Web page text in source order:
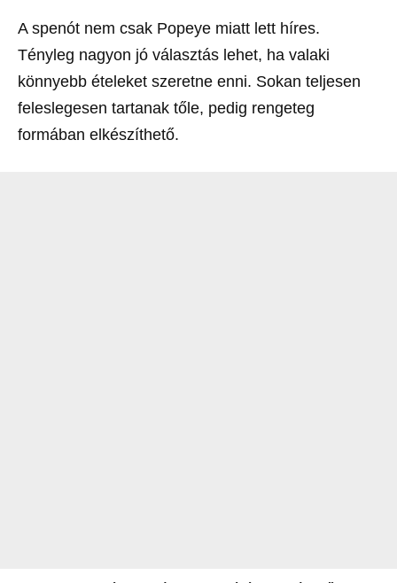
A spenót nem csak Popeye miatt lett híres.
Tényleg nagyon jó választás lehet, ha valaki
könnyebb ételeket szeretne enni. Sokan teljesen
feleslegesen tartanak tőle, pedig rengeteg
formában elkészíthető.